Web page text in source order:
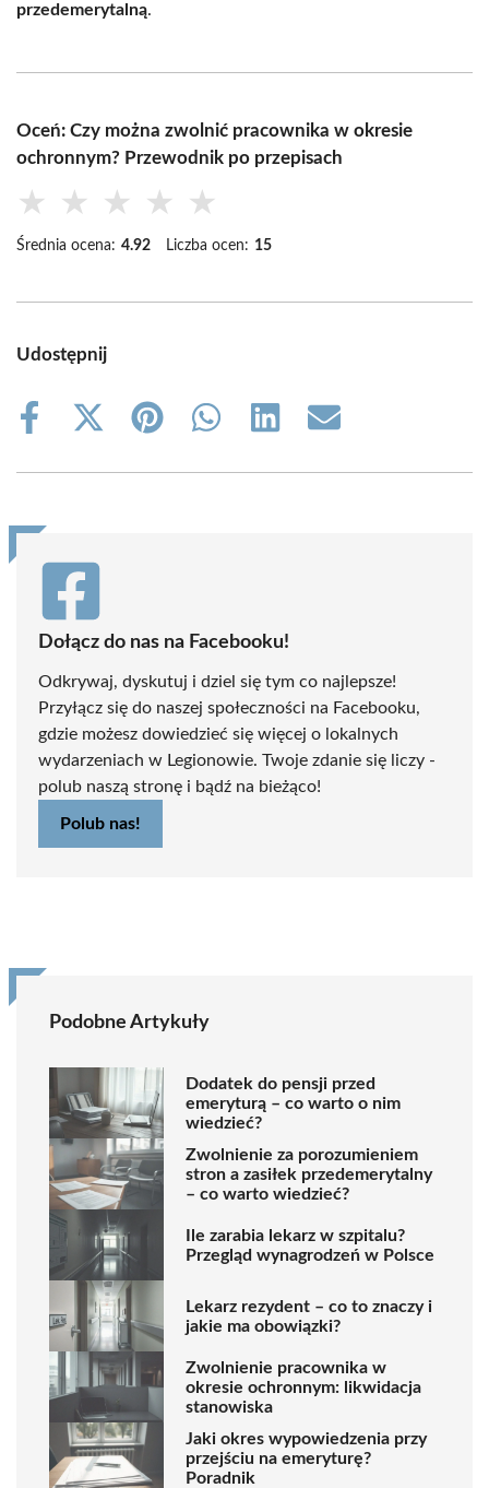
przedemerytalną.
Oceń: Czy można zwolnić pracownika w okresie
ochronnym? Przewodnik po przepisach
★ ★ ★ ★ ★
Średnia ocena: 4.92 Liczba ocen: 15
Udostępnij
Share
Share
(Twitter)
Share
Share
Share
Share
Dołącz do nas na Facebooku!
Odkrywaj, dyskutuj i dziel się tym co najlepsze!
Przyłącz się do naszej społeczności na Facebooku,
gdzie możesz dowiedzieć się więcej o lokalnych
wydarzeniach w Legionowie. Twoje zdanie się liczy -
polub naszą stronę i bądź na bieżąco!
Polub nas!
Podobne Artykuły
Dodatek do pensji przed
emeryturą – co warto o nim
wiedzieć?
Zwolnienie za porozumieniem
stron a zasiłek przedemerytalny
– co warto wiedzieć?
Ile zarabia lekarz w szpitalu?
Przegląd wynagrodzeń w Polsce
Lekarz rezydent – co to znaczy i
jakie ma obowiązki?
Zwolnienie pracownika w
okresie ochronnym: likwidacja
stanowiska
Jaki okres wypowiedzenia przy
przejściu na emeryturę?
Poradnik